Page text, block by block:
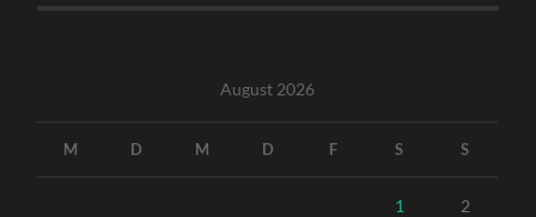
August 2026
M D M D F S S
1 2